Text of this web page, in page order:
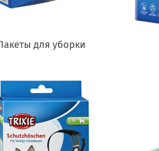
для уборки